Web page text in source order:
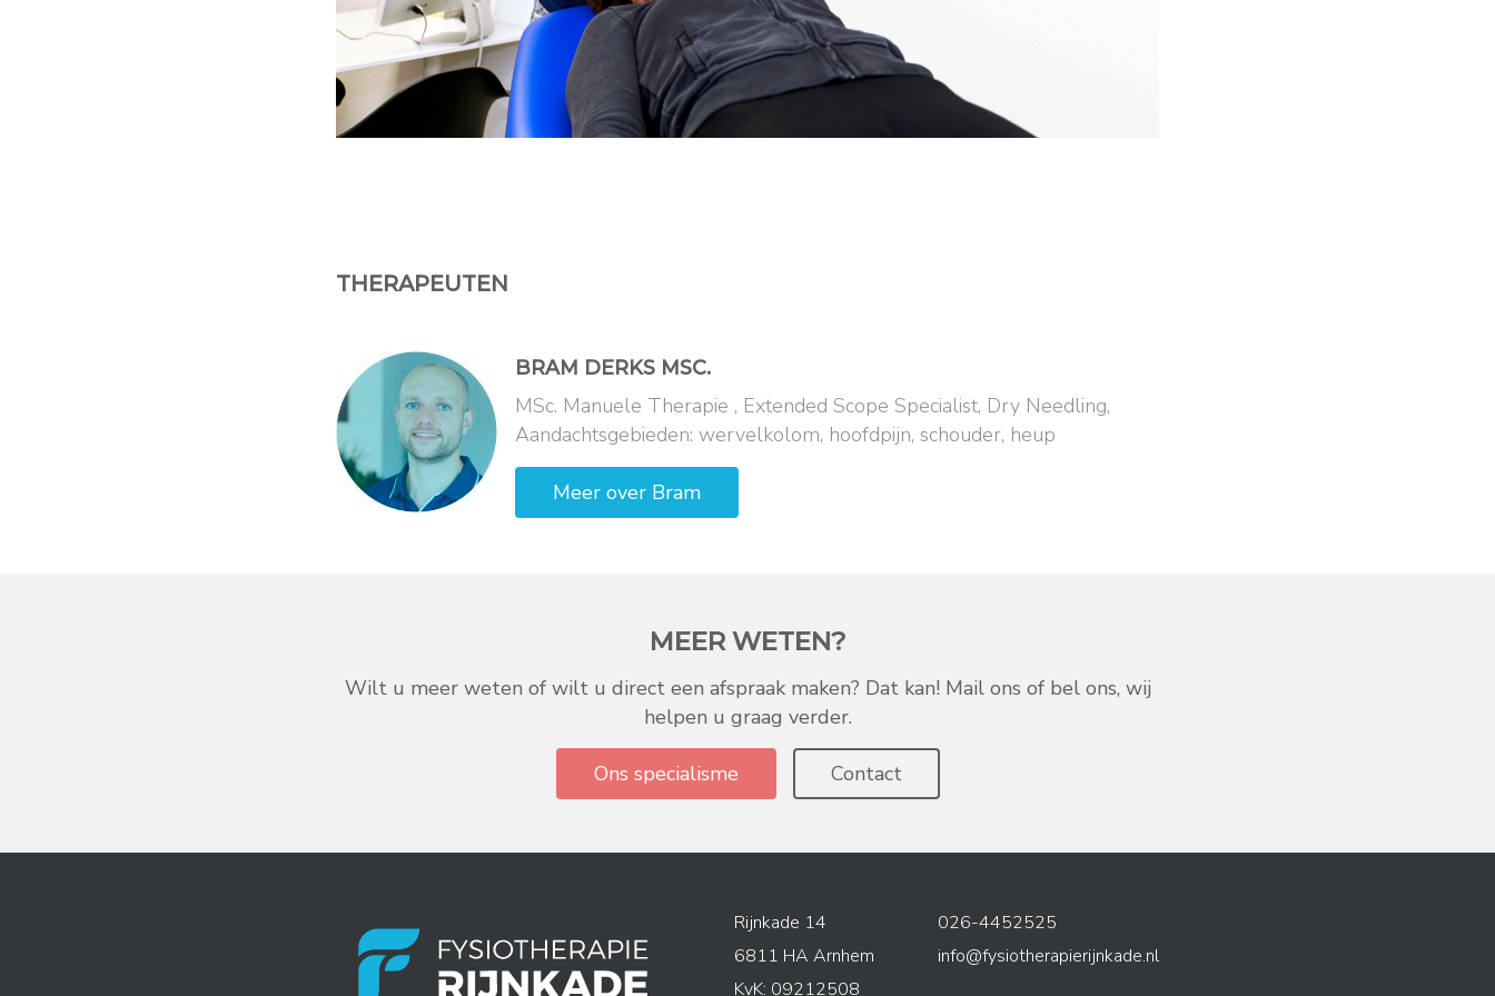
THERAPEUTEN
BRAM DERKS MSC.
MSc. Manuele Therapie , Extended Scope Specialist, Dry Needling,
Aandachtsgebieden: wervelkolom, hoofdpijn, schouder, heup
Meer over Bram
MEER WETEN?
Wilt u meer weten of wilt u direct een afspraak maken? Dat kan! Mail ons of bel ons, wij
helpen u graag verder.
Ons specialisme Contact
Rijnkade 14
6811 HA Arnhem
KvK: 09212508
026-4452525
info@fysiotherapierijnkade.nl